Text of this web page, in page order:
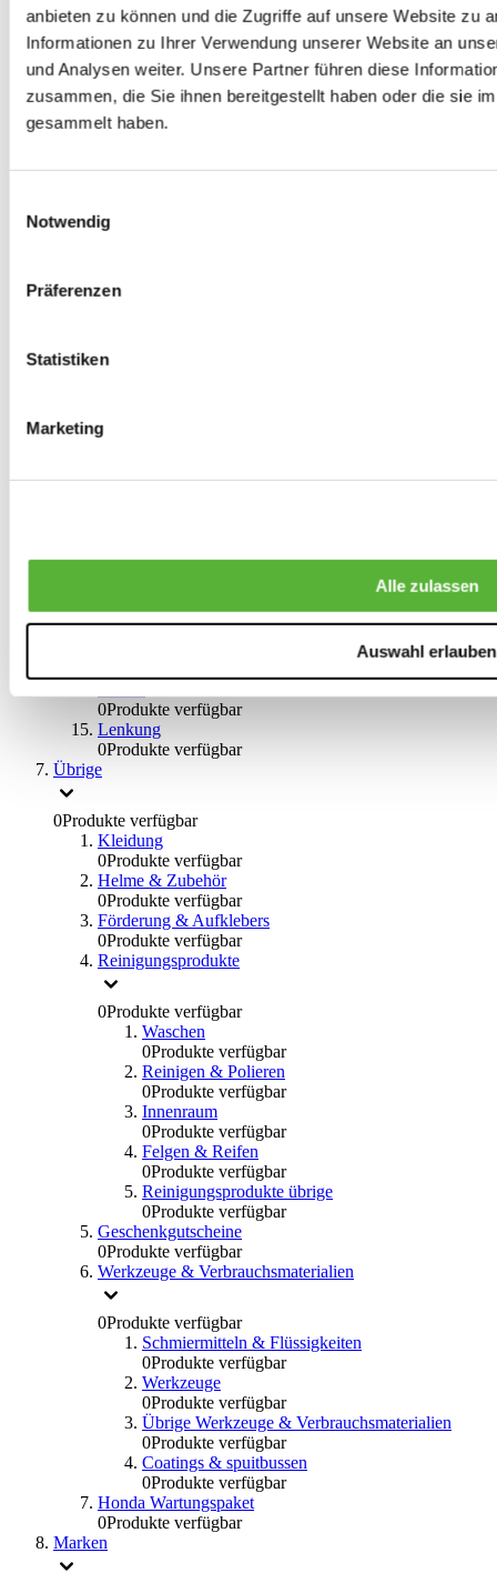
anbieten zu können und die Zugriffe auf unsere Website zu
Informationen zu Ihrer Verwendung unserer Website an
und Analysen weiter. Unsere Partner führen diese
zusammen, die Sie ihnen bereitgestellt haben oder die sie
gesammelt haben.
Notwendig
Präferenzen
Statistiken
Marketing
Alle zulassen
Auswahl erlauben
0Produkte verfügbar
Spurverbreiterungen
0Produkte verfügbar
Radmuttern
0Produkte verfügbar
Bremsen
Handbremsen
0Produkte verfügbar
0Produkte verfügbar
Lenkung
0Produkte verfügbar
Übrige
0Produkte verfügbar
Kleidung
0Produkte verfügbar
Helme & Zubehör
0Produkte verfügbar
Förderung & Aufklebers
0Produkte verfügbar
Reinigungsprodukte
0Produkte verfügbar
Waschen
0Produkte verfügbar
Reinigen & Polieren
0Produkte verfügbar
Innenraum
0Produkte verfügbar
Felgen & Reifen
0Produkte verfügbar
Reinigungsprodukte übrige
0Produkte verfügbar
Geschenkgutscheine
0Produkte verfügbar
Werkzeuge & Verbrauchsmaterialien
0Produkte verfügbar
Schmiermitteln & Flüssigkeiten
0Produkte verfügbar
Werkzeuge
0Produkte verfügbar
Übrige Werkzeuge & Verbrauchsmaterialien
0Produkte verfügbar
Coatings & spuitbussen
0Produkte verfügbar
Honda Wartungspaket
0Produkte verfügbar
Marken